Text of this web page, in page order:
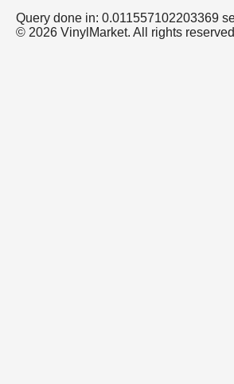
Query done in: 0.011557102203369
© 2026 VinylMarket. All rights